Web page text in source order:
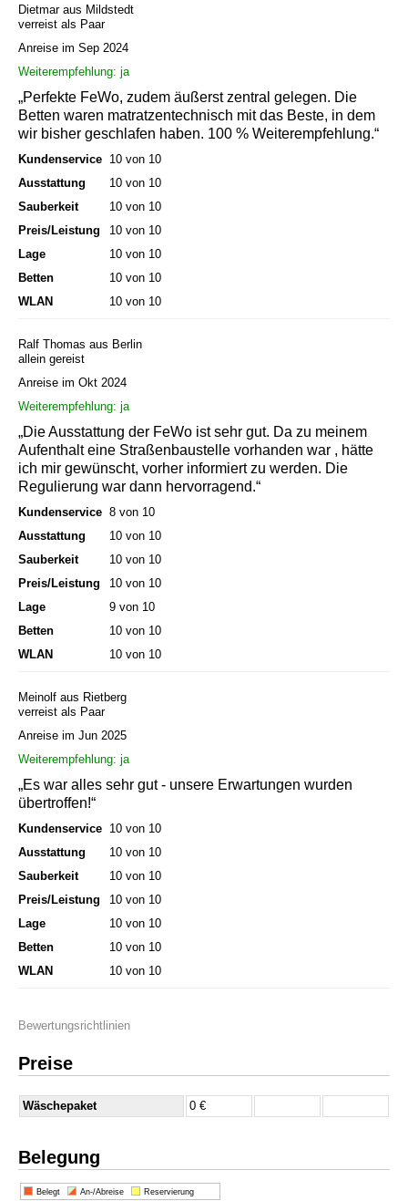
Dietmar aus Mildstedt
verreist als Paar
Anreise im Sep 2024
Weiterempfehlung: ja
„Perfekte FeWo, zudem äußerst zentral gelegen. Die
Betten waren matratzentechnisch mit das Beste, in dem
wir bisher geschlafen haben. 100 % Weiterempfehlung.“
Kundenservice 10 von 10
Ausstattung
10 von 10
Sauberkeit
10 von 10
Preis/Leistung
10 von 10
Lage
10 von 10
Betten
10 von 10
WLAN
10 von 10
Ralf Thomas aus Berlin
allein gereist
Anreise im Okt 2024
Weiterempfehlung: ja
„Die Ausstattung der FeWo ist sehr gut. Da zu meinem
Aufenthalt eine Straßenbaustelle vorhanden war , hätte
ich mir gewünscht, vorher informiert zu werden. Die
Regulierung war dann hervorragend.“
Kundenservice 8 von 10
Ausstattung
10 von 10
Sauberkeit
10 von 10
Preis/Leistung
10 von 10
Lage
9 von 10
Betten
10 von 10
WLAN
10 von 10
Meinolf aus Rietberg
verreist als Paar
Anreise im Jun 2025
Weiterempfehlung: ja
„Es war alles sehr gut - unsere Erwartungen wurden
übertroffen!“
Kundenservice 10 von 10
Ausstattung
10 von 10
Sauberkeit
10 von 10
Preis/Leistung
10 von 10
Lage
10 von 10
Betten
10 von 10
WLAN
10 von 10
Bewertungsrichtlinien
Preise
Wäschepaket 0 €
Belegung
Belegt An-/Abreise Reservierung